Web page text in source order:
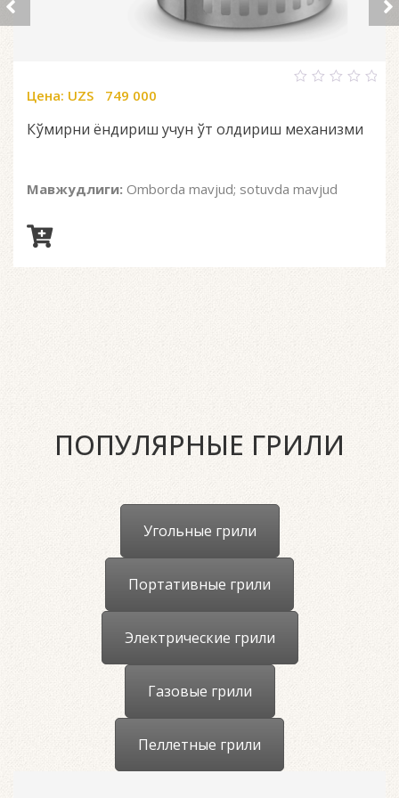
5
Цена: UZS 749 000
Кўмирни ёндириш учун ўт олдириш механизми
Мавжудлиги: Omborda mavjud; sotuvda mavjud
ПОПУЛЯРНЫЕ ГРИЛИ
Угольные грили
Портативные грили
Электрические грили
Газовые грили
Пеллетные грили